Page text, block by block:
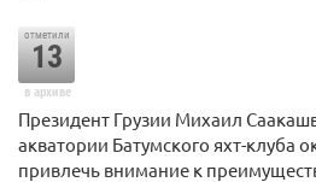
отметили
13
в архиве
Президент Грузии Михаил
акватории Батумского яхт-клуба
привлечь внимание к